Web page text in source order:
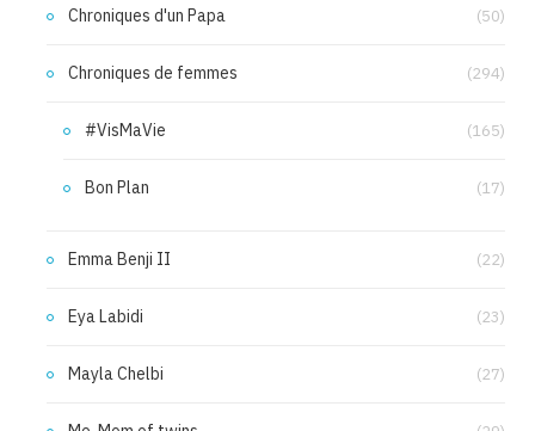
Chroniques d'un Papa (50)
Chroniques de femmes (294)
#VisMaVie (165)
Bon Plan (17)
Emma Benji II (22)
Eya Labidi (23)
Mayla Chelbi (27)